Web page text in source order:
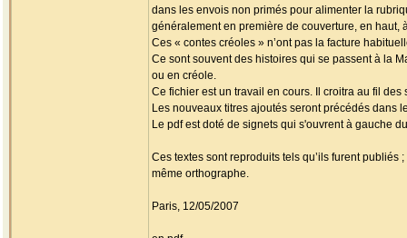
dans les envois non primés pour alimenter la
généralement en première de couverture, en haut,
Ces « contes créoles » n’ont pas la facture
Ce sont souvent des histoires qui se passent à la
ou en créole.
Ce fichier est un travail en cours. Il croitra au fil des
Les nouveaux titres ajoutés seront précédés dans
Le pdf est doté de signets qui s'ouvrent à gauche
Ces textes sont reproduits tels qu’ils furent publiés
même orthographe.
Paris, 12/05/2007